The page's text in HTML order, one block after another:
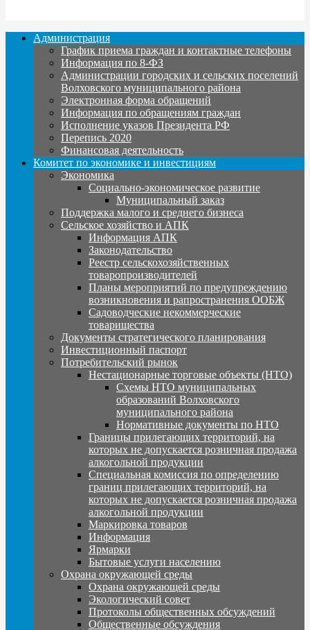
Администрация
График приема граждан и контактные телефоны
Информация по 8-ФЗ
Администрации городских и сельских поселений
Волховского муниципального района
Электронная форма обращений
Информация по обращениям граждан
Исполнение указов Президента РФ
Перепись 2020
Финансовая деятельность
Комитет по экономике и инвестициям
Экономика
Социально-экономическое развитие
Муниципальный заказ
Поддержка малого и среднего бизнеса
Сельское хозяйство и АПК
Информация АПК
Законодательство
Реестр сельскохозяйственных
товаропроизводителей
Планы мероприятий по предупреждению
возникновения и рапространения ООБЖ
Садоводческие некоммерческие
товарищества
Документы стратегического планирования
Инвестиционный паспорт
Потребительский рынок
Нестационарные торговые объекты (НТО)
Схемы НТО муниципальных
образований Волховского
муниципального района
Нормативные документы по НТО
Границы прилегающих территорий, на
которых не допускается розничная продажа
алкогольной продукции
Специальная комиссия по определению
границ прилегающих территорий, на
которых не допускается розничная продажа
алкогольной продукции
Маркировка товаров
Информация
Ярмарки
Бытовые услуги населению
Охрана окружающей среды
Охрана окружающей среды
Экологический совет
Протоколы общественных обсуждений
Общественные обсуждения